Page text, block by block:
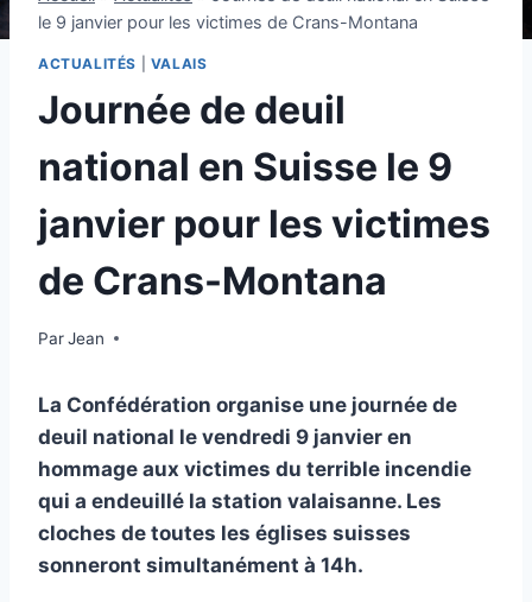
le 9 janvier pour les victimes de Crans-Montana
ACTUALITÉS VALAIS
Journée de deuil
national en Suisse le 9
janvier pour les victimes
de Crans-Montana
ParJean
5 janvier 2026
La Confédération organise une journée de
deuil national le vendredi 9 janvier en
hommage aux victimes du terrible incendie
qui a endeuillé la station valaisanne. Les
cloches de toutes les églises suisses
sonneront simultanément à 14h.